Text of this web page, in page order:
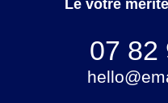
Le vôtre
07 82